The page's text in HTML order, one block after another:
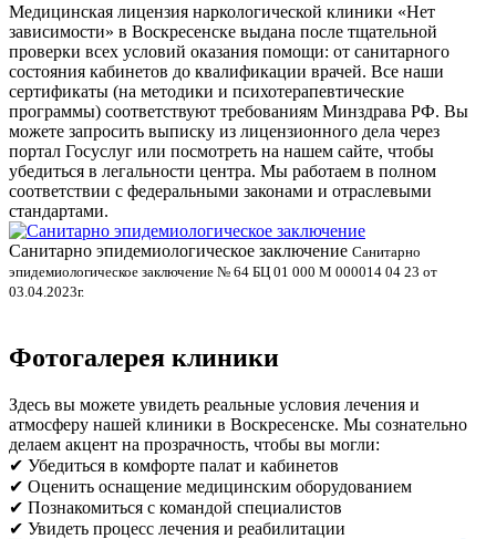
Медицинская лицензия наркологической клиники «Нет
зависимости» в Воскресенске выдана после тщательной
проверки всех условий оказания помощи: от санитарного
состояния кабинетов до квалификации врачей. Все наши
сертификаты (на методики и психотерапевтические
программы) соответствуют требованиям Минздрава РФ. Вы
можете запросить выписку из лицензионного дела через
портал Госуслуг или посмотреть на нашем сайте, чтобы
убедиться в легальности центра. Мы работаем в полном
соответствии с федеральными законами и отраслевыми
стандартами.
Санитарно эпидемиологическое заключение Санитарно
эпидемиологическое заключение № 64 БЦ 01 000 М 000014 04 23 от
03.04.2023г.
Фотогалерея клиники
Здесь вы можете увидеть реальные условия лечения и
атмосферу нашей клиники в Воскресенске. Мы сознательно
делаем акцент на прозрачность, чтобы вы могли:
✔ Убедиться в комфорте палат и кабинетов
✔ Оценить оснащение медицинским оборудованием
✔ Познакомиться с командой специалистов
✔ Увидеть процесс лечения и реабилитации